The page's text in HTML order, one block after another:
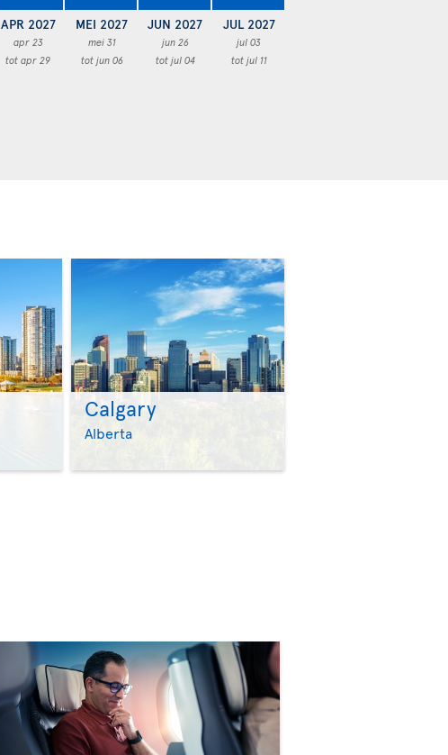
APR 2027
apr 23
tot apr 29
MEI 2027
mei 31
tot jun 06
JUN 2027
jun 26
tot jul 04
JUL 2027
jul 03
tot jul 11
>
Calgary
Alberta